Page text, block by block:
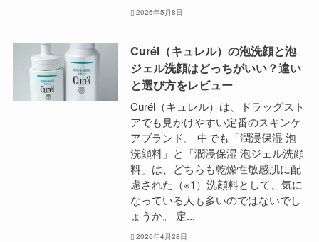
2026年5月8日
Curél（キュレル）の泡洗顔と泡
ジェル洗顔はどっちがいい？違い
と選び方をレビュー
Curél（キュレル）は、ドラッグスト
アでも見かけやすい定番のスキンケ
アブランド。 中でも「潤浸保湿 泡
洗顔料」と「潤浸保湿 泡ジェル洗顔
料」は、どちらも乾燥性敏感肌に配
慮された（※1）洗顔料として、気に
なっている人も多いのではないでし
ょうか。 定...
2026年4月28日